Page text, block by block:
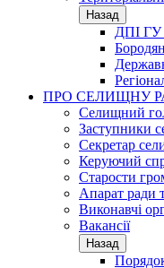
Назад
ДПІ ГУ
ПРО СЕЛИЩНУ
Селищний
Заступники
Секретар
Керуючий
Старости
Апарат ради
Виконавчі
Вакансії
Назад